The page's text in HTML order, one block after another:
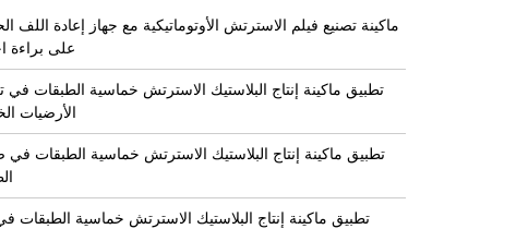
ماكينة تصنيع فيلم الاسترتش الأوتوماتيكية مع جهاز إعادة اللف
على براءة
تطبيق ماكينة إنتاج البلاستيك الاسترتش خماسية الطبقات في
الأرضيات
تطبيق ماكينة إنتاج البلاستيك الاسترتش خماسية الطبقات في
تطبيق ماكينة إنتاج البلاستيك الاسترتش خماسية الطبقات